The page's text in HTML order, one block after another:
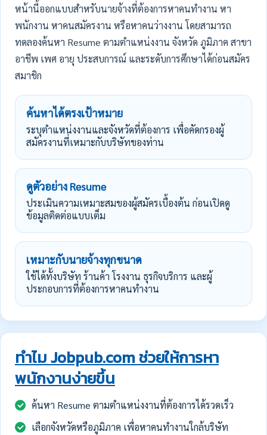
หน้านี้ออกแบบสำหรับนายจ้างที่ต้องการหาคนทำงาน หา
พนักงาน หาคนสมัครงาน หรือหาคนว่างงาน โดยสามารถ
ทดลองค้นหา Resume ตามตำแหน่งงาน จังหวัด ภูมิภาค สาขา
อาชีพ เพศ อายุ ประสบการณ์ และระดับการศึกษาได้ก่อนสมัคร
สมาชิก
ค้นหาได้ตรงเป้าหมาย
ระบุตำแหน่งงานและจังหวัดที่ต้องการ เพื่อคัดกรองผู้
สมัครงานที่เหมาะกับบริษัทของท่าน
ดูตัวอย่าง Resume
ประเมินความเหมาะสมของผู้สมัครเบื้องต้น ก่อนเปิดดู
ข้อมูลติดต่อแบบเต็ม
เหมาะกับนายจ้างทุกขนาด
ใช้ได้ทั้งบริษัท ร้านค้า โรงงาน ธุรกิจบริการ และผู้
ประกอบการที่ต้องการหาคนทำงาน
ทำไม Jobpub.com ช่วยให้การหา
พนักงานง่ายขึ้น
ค้นหา Resume ตามตำแหน่งงานที่ต้องการได้รวดเร็ว
เลือกจังหวัดหรือภูมิภาค เพื่อหาคนทำงานใกล้บริษัท